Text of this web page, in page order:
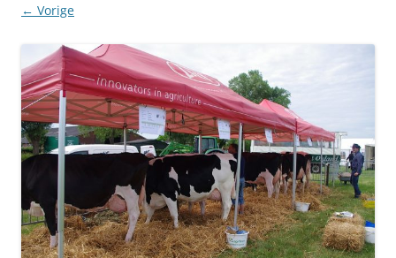
← Vorige